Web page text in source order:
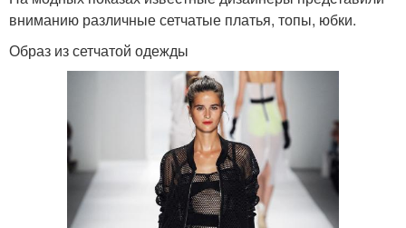
вниманию различные сетчатые платья, топы, юбки.
Образ из сетчатой одежды